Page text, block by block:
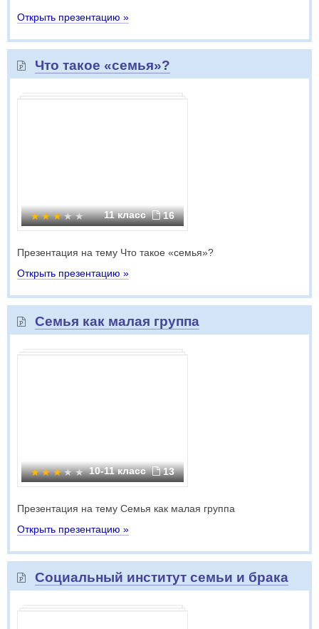
Открыть презентацию »
Что такое «семья»?
11 класс 16
Презентация на тему Что такое «семья»?
Открыть презентацию »
Семья как малая группа
10-11 класс 13
Презентация на тему Семья как малая группа
Открыть презентацию »
Социальный институт семьи и брака